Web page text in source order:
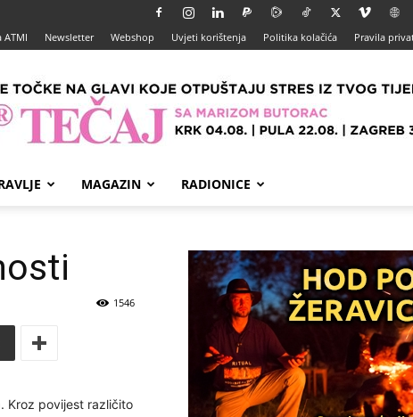
ATMI Newsletter Webshop Uvjeti korištenja Politika kolačića Pravila
MAGAZIN RADIONICE
1546
Kroz povijest različito